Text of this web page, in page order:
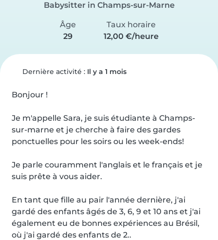
Babysitter in Champs-sur-Marne
Âge
29
Taux horaire
12,00 €/heure
Dernière activité : Il y a 1 mois
Bonjour !
Je m'appelle Sara, je suis étudiante à Champs-
sur-marne et je cherche à faire des gardes
ponctuelles pour les soirs ou les week-ends!
Je parle couramment l'anglais et le français et je
suis prête à vous aider.
En tant que fille au pair l'année dernière, j'ai
gardé des enfants âgés de 3, 6, 9 et 10 ans et j'ai
également eu de bonnes expériences au Brésil,
où j'ai gardé des enfants de 2..